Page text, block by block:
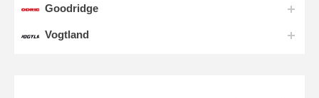
Goodridge
Vogtland